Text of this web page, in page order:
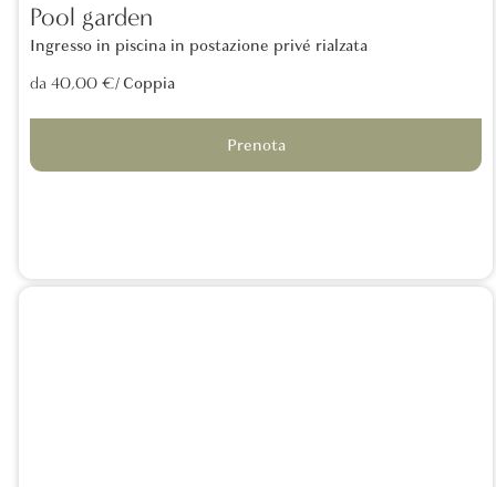
Pool garden
Ingresso in piscina in postazione privé rialzata
da 40,00 €/ Coppia
Prenota